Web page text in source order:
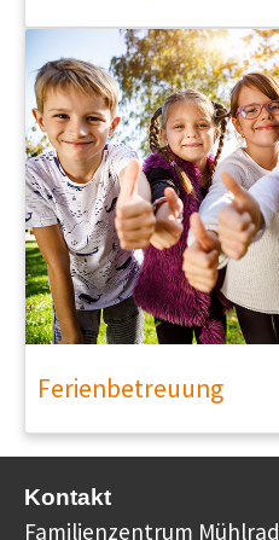
Ferienbetreuung
Kontakt
Familienzentrum Mühlrad